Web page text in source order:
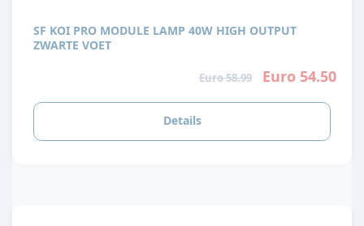
SF KOI PRO MODULE LAMP 40W HIGH OUTPUT
ZWARTE VOET
Euro 58.99 Euro 54.50
Details